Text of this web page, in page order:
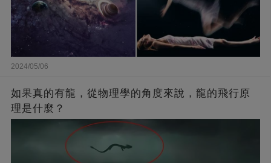
2024/05/06
如果真的有龍，從物理學的角度來說，龍的飛行原
理是什麼？